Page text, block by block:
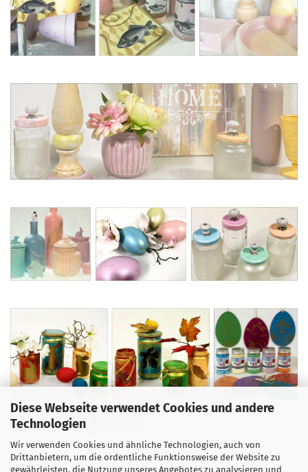
Diese Webseite verwendet Cookies und andere
Technologien
Wir verwenden Cookies und ähnliche Technologien, auch von
Drittanbietern, um die ordentliche Funktionsweise der Website zu
gewährleisten, die Nutzung unseres Angebotes zu analysieren und
ZURÜCK